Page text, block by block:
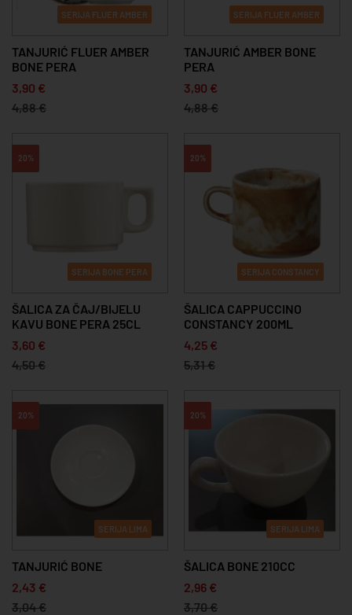
SERIJA FLUER AMBER
TANJURIĆ FLUER AMBER
BONE PERA
3,90 €
4,88 €
SERIJA FLUER AMBER
TANJURIĆ AMBER BONE
PERA
3,90 €
4,88 €
20%
SERIJA BONE PERA
ŠALICA ZA ČAJ/BIJELU
KAVU BONE PERA 25CL
3,60 €
4,50 €
20%
SERIJA CONSTANCY
ŠALICA CAPPUCCINO
CONSTANCY 200ML
4,25 €
5,31 €
20%
SERIJA LIMA
TANJURIĆ BONE
2,43 €
3,04 €
20%
SERIJA LIMA
ŠALICA BONE 210CC
2,96 €
3,70 €